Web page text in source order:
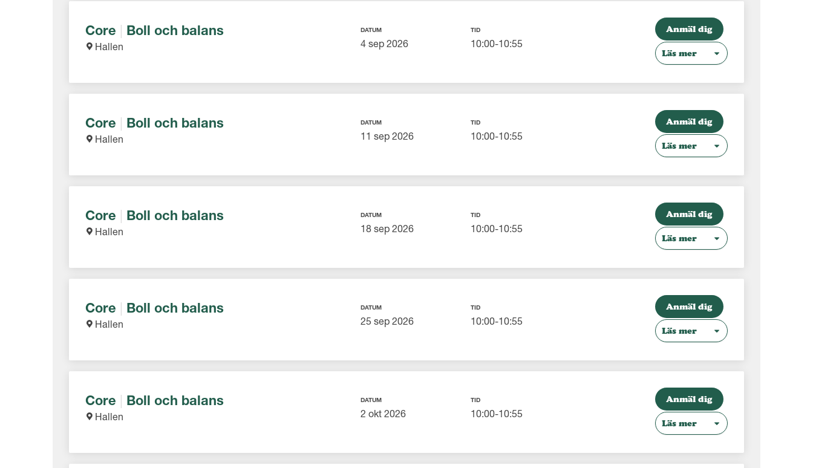
Core | Boll och balans
Hallen
DATUM
4 sep 2026
TID
10:00-10:55
Anmäl dig
Läs mer
Core | Boll och balans
Hallen
DATUM
11 sep 2026
TID
10:00-10:55
Anmäl dig
Läs mer
Core | Boll och balans
Hallen
DATUM
18 sep 2026
TID
10:00-10:55
Anmäl dig
Läs mer
Core | Boll och balans
Hallen
DATUM
25 sep 2026
TID
10:00-10:55
Anmäl dig
Läs mer
Core | Boll och balans
Hallen
DATUM
2 okt 2026
TID
10:00-10:55
Anmäl dig
Läs mer